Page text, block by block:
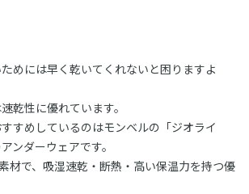
めには早く乾いてくれないと困りますよ
乾性に優れています。
すめしているのはモンベルの「ジオライ
ンダーウェアです。
材で、吸湿速乾・断熱・高い保温力を持つ優